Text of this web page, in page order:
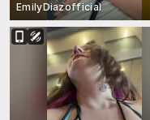
EmilyDiazofficial